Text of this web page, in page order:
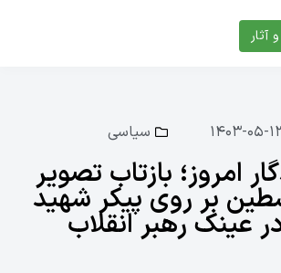
آثار
۰۵-۱۳ سیاسی
امروز؛ بازتاب تصویر
بر روی پیکر شهید
عینک رهبر انقلاب